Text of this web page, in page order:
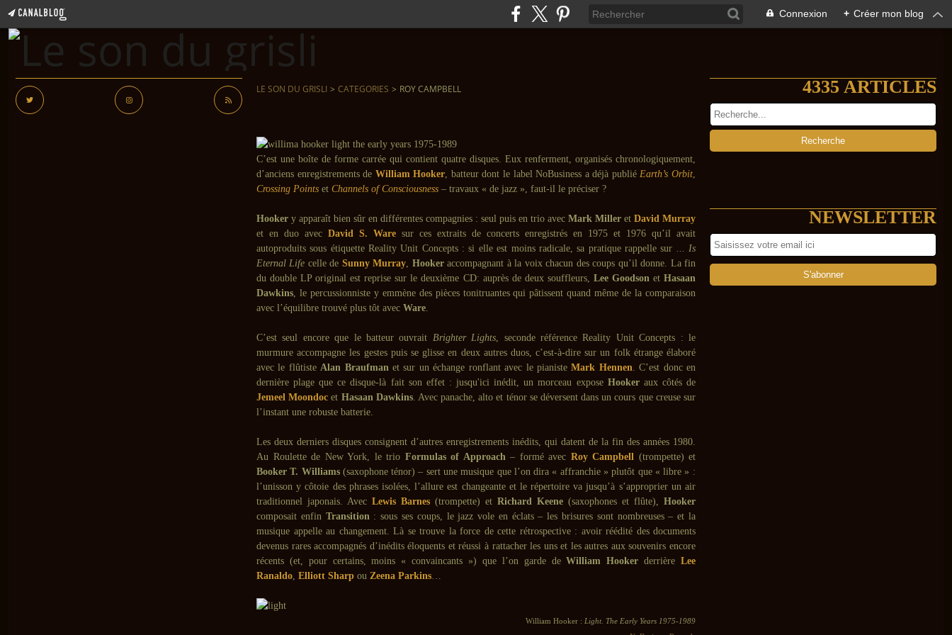
Connexion + Créer mon blog
LE SON DU GRISLI > CATEGORIES > ROY CAMPBELL
C’est une boîte de forme carrée qui contient quatre disques. Eux renferment, organisés chronologiquement,
d’anciens enregistrements de William Hooker, batteur dont le label NoBusiness a déjà publiéEarth’s Orbit,
Crossing Points et Channels of Consciousness – travaux « de jazz », faut-il le préciser ?
Hooker y apparaît bien sûr en différentes compagnies : seul puis en trio avec Mark Miller et David Murray
et en duo avec David S. Ware sur ces extraits de concerts enregistrés en 1975 et 1976 qu’il avait
autoproduits sous étiquette Reality Unit Concepts : si elle est moins radicale, sa pratique rappelle sur ... Is
Eternal Life celle de Sunny Murray, Hookeraccompagnant à la voix chacun des coups qu’il donne. La fin
du double LP original est reprise sur le deuxième CD: auprès de deux souffleurs, Lee GoodsonetHasaan
Dawkins, le percussionniste y emmène des pièces tonitruantes qui pâtissent quand même de la comparaison
avec l’équilibre trouvé plus tôt avec Ware.
C’est seul encore que le batteur ouvrait Brighter Lights, seconde référence Reality Unit Concepts : le
murmure accompagne les gestes puis se glisse en deux autres duos, c’est-à-dire sur un folk étrange élaboré
avec le flûtisteAlan Braufmanet sur un échange ronflant avec le pianisteMark Hennen. C’est donc en
dernière plage que ce disque-là fait son effet : jusqu'ici inédit, un morceau expose Hookeraux côtés de
Jemeel Moondoc et Hasaan Dawkins. Avec panache, alto et ténor se déversent dans un cours que creuse sur
l’instant une robuste batterie.
Les deux derniers disques consignent d’autres enregistrements inédits, qui datent de la fin des années 1980.
Au Roulette de New York, le trio Formulas of Approach– formé avec Roy Campbell (trompette) et
Booker T. Williams(saxophone ténor) – sert une musique que l’on dira « affranchie » plutôt que « libre » :
l’unisson y côtoie des phrases isolées, l’allure est changeante et le répertoire va jusqu’à s’approprier un air
traditionnel japonais. Avec Lewis Barnes (trompette) et Richard Keene (saxophones et flûte), Hooker
composait enfin Transition: sous ses coups, le jazz vole en éclats – les brisures sont nombreuses – et la
musique appelle au changement. Là se trouve la force de cette rétrospective : avoir réédité des documents
devenus rares accompagnés d’inédits éloquents et réussi à rattacher les uns et les autres aux souvenirs encore
récents (et, pour certains, moins « convaincants ») que l’on garde deWilliam Hooker derrièreLee
Ranaldo, Elliott Sharp ou Zeena Parkins…
William Hooker : Light. The Early Years 1975-1989
4335 ARTICLES
NEWSLETTER